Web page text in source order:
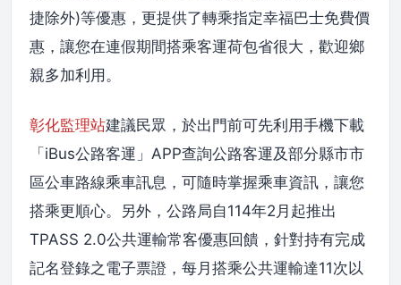
捷除外)等優惠，更提供了轉乘指定幸福巴士免費價
惠，讓您在連假期間搭乘客運荷包省很大，歡迎鄉
親多加利用。
彰化監理站建議民眾，於出門前可先利用手機下載
「iBus公路客運」APP查詢公路客運及部分縣市市
區公車路線乘車訊息，可隨時掌握乘車資訊，讓您
搭乘更順心。另外，公路局自114年2月起推出
TPASS 2.0公共運輸常客優惠回饋，針對持有完成
記名登錄之電子票證，每月搭乘公共運輸達11次以